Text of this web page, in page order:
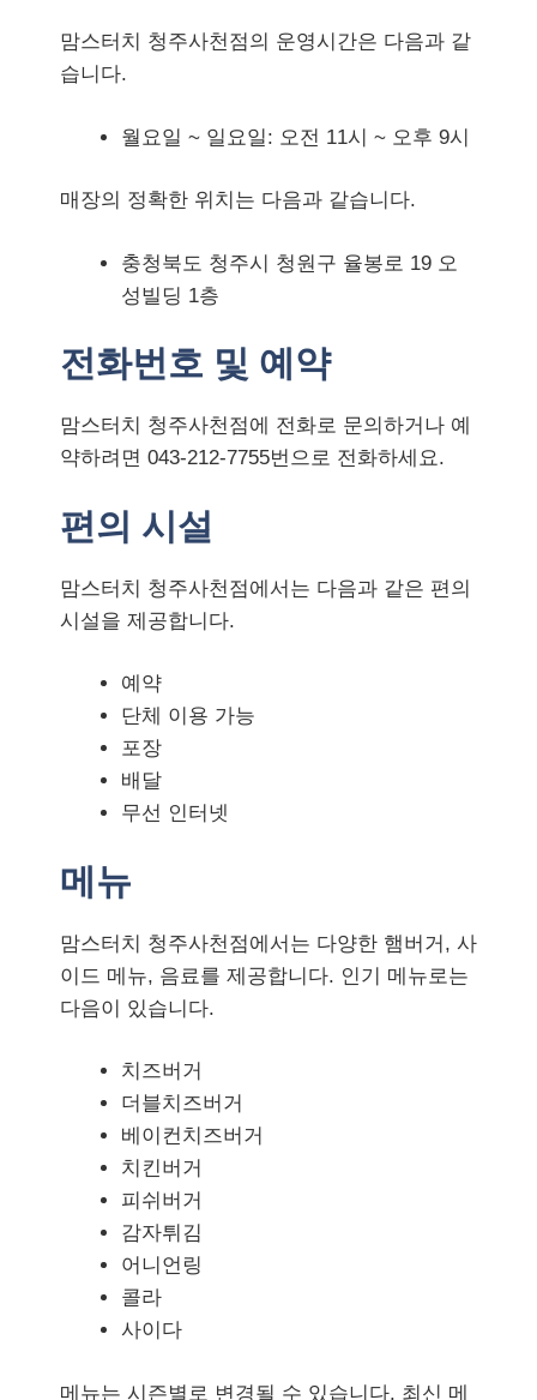
맘스터치 청주사천점의 운영시간은 다음과 같
습니다.
월요일 ~ 일요일: 오전 11시 ~ 오후 9시
매장의 정확한 위치는 다음과 같습니다.
충청북도 청주시 청원구 율봉로 19 오
성빌딩 1층
전화번호 및 예약
맘스터치 청주사천점에 전화로 문의하거나 예
약하려면 043-212-7755번으로 전화하세요.
편의 시설
맘스터치 청주사천점에서는 다음과 같은 편의
시설을 제공합니다.
예약
단체 이용 가능
포장
배달
무선 인터넷
메뉴
맘스터치 청주사천점에서는 다양한 햄버거, 사
이드 메뉴, 음료를 제공합니다. 인기 메뉴로는
다음이 있습니다.
치즈버거
더블치즈버거
베이컨치즈버거
치킨버거
피쉬버거
감자튀김
어니언링
콜라
사이다
메뉴는 시즌별로 변경될 수 있습니다. 최신 메